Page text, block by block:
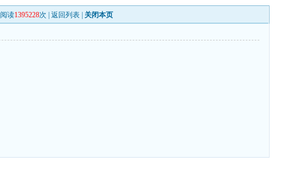
阅读1395228次 |返回列表 关闭本页